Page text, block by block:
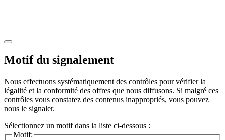
Motif du signalement
Nous effectuons systématiquement des contrôles pour vérifier la
légalité et la conformité des offres que nous diffusons. Si malgré ces
contrôles vous constatez des contenus inappropriés, vous pouvez
nous le signaler.
Sélectionnez un motif dans la liste ci-dessous :
Motif: